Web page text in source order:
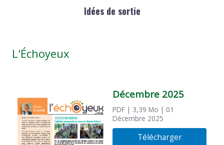
Idées de sortie
L'Échoyeux
Décembre 2025
PDF | 3,39 Mo | 01
Décembre 2025
Télécharger